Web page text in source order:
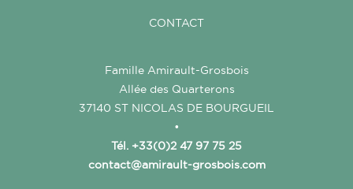
CONTACT
Famille Amirault-Grosbois
Allée des Quarterons
37140 ST NICOLAS DE BOURGUEIL
•
Tél. +33(0)2 47 97 75 25
contact@amirault-grosbois.com